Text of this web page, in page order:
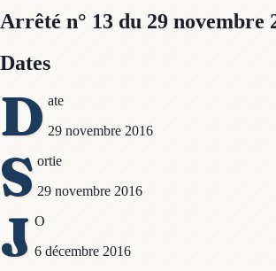
Arrêté n° 13 du 29 novembre
Dates
D ate
29 novembre 2016
S ortie
29 novembre 2016
J O
6 décembre 2016